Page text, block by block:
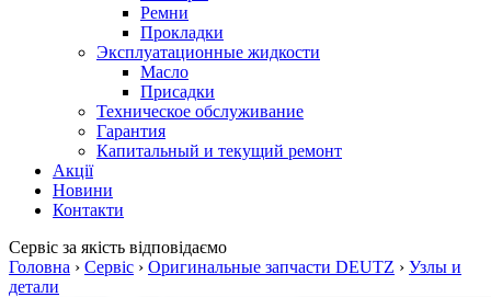
Ремни
Прокладки
Эксплуатационные жидкости
Масло
Присадки
Техническое обслуживание
Гарантия
Капитальный и текущий ремонт
Акції
Новини
Контакти
Сервіс за якість відповідаємо
Головна › Сервіс › Оригинальные запчасти DEUTZ › Узлы и
детали